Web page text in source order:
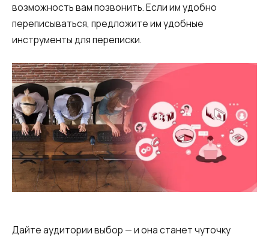
возможность вам позвонить. Если им удобно
переписываться, предложите им удобные
инструменты для переписки.
Дайте аудитории выбор — и она станет чуточку